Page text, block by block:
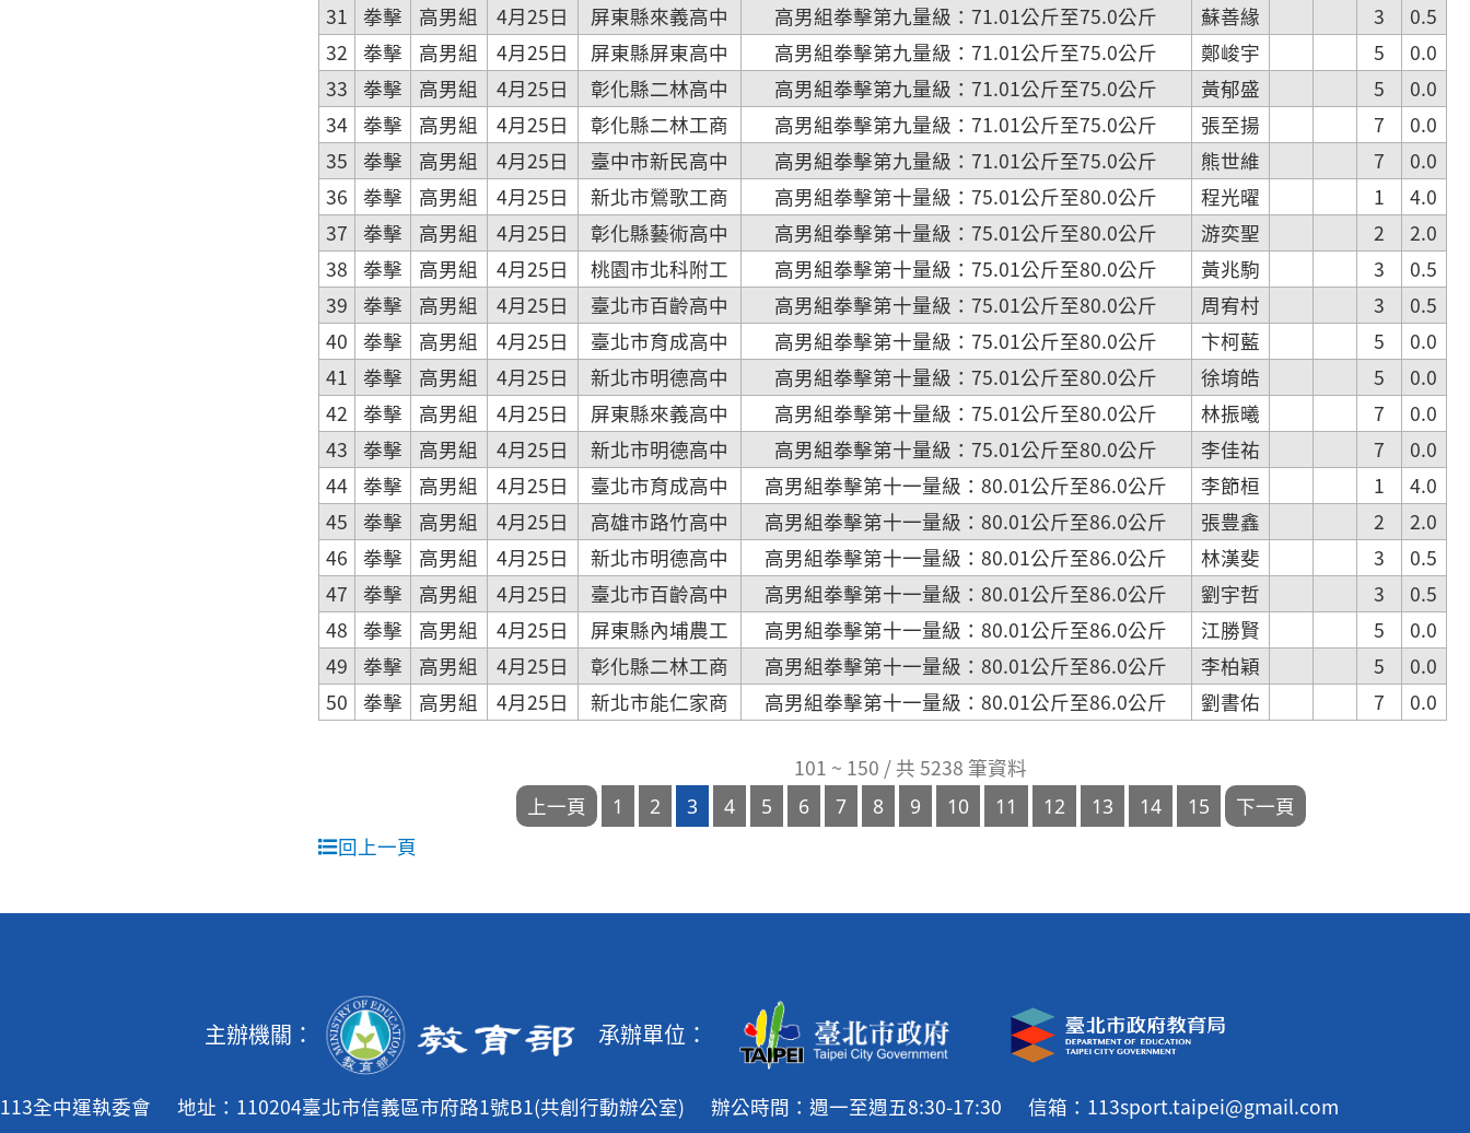
31 拳擊 高男組 4月25日 屏東縣來義高中 高男組拳擊第九量級：71.01公斤至75.0公斤 蘇善緣 3
0.5
32 拳擊 高男組 4月25日 屏東縣屏東高中 高男組拳擊第九量級：71.01公斤至75.0公斤 鄭峻宇 5
0.0
33 拳擊 高男組 4月25日 彰化縣二林高中 高男組拳擊第九量級：71.01公斤至75.0公斤 黃郁盛 5
0.0
34 拳擊 高男組 4月25日 彰化縣二林工商 高男組拳擊第九量級：71.01公斤至75.0公斤 張至揚 7
0.0
35 拳擊 高男組 4月25日 臺中市新民高中 高男組拳擊第九量級：71.01公斤至75.0公斤 熊世維 7
0.0
36 拳擊 高男組 4月25日 新北市鶯歌工商 高男組拳擊第十量級：75.01公斤至80.0公斤 程光曜 1
4.0
37 拳擊 高男組 4月25日 彰化縣藝術高中 高男組拳擊第十量級：75.01公斤至80.0公斤 游奕聖 2
2.0
38 拳擊 高男組 4月25日 桃園市北科附工 高男組拳擊第十量級：75.01公斤至80.0公斤 黃兆駒 3
0.5
39 拳擊 高男組 4月25日 臺北市百齡高中 高男組拳擊第十量級：75.01公斤至80.0公斤 周宥村 3
0.5
40 拳擊 高男組 4月25日 臺北市育成高中 高男組拳擊第十量級：75.01公斤至80.0公斤 卞柯藍 5
0.0
41 拳擊 高男組 4月25日 新北市明德高中 高男組拳擊第十量級：75.01公斤至80.0公斤 徐堉皓 5
0.0
42 拳擊 高男組 4月25日 屏東縣來義高中 高男組拳擊第十量級：75.01公斤至80.0公斤 林振曦 7
0.0
43 拳擊 高男組 4月25日 新北市明德高中 高男組拳擊第十量級：75.01公斤至80.0公斤 李佳祐 7
0.0
44 拳擊 高男組 4月25日 臺北市育成高中 高男組拳擊第十一量級：80.01公斤至86.0公斤 李節桓 1
4.0
45 拳擊 高男組 4月25日 高雄市路竹高中 高男組拳擊第十一量級：80.01公斤至86.0公斤 張豊鑫 2
2.0
46 拳擊 高男組 4月25日 新北市明德高中 高男組拳擊第十一量級：80.01公斤至86.0公斤 林漢斐 3
0.5
47 拳擊 高男組 4月25日 臺北市百齡高中 高男組拳擊第十一量級：80.01公斤至86.0公斤 劉宇哲 3
0.5
48 拳擊 高男組 4月25日 屏東縣內埔農工 高男組拳擊第十一量級：80.01公斤至86.0公斤 江勝賢 5
0.0
49 拳擊 高男組 4月25日 彰化縣二林工商 高男組拳擊第十一量級：80.01公斤至86.0公斤 李柏穎 5
0.0
50 拳擊 高男組 4月25日 新北市能仁家商 高男組拳擊第十一量級：80.01公斤至86.0公斤 劉書佑 7 0.0
101 ~ 150 / 共 5238 筆資料
回上一頁
主辦機關： 承辦單位：
113全中運執委會 地址：110204臺北市信義區市府路1號B1(共創行動辦公室) 辦公時間：週一至週五8:30-17:30 信箱：113sport.taipei@gmail.com